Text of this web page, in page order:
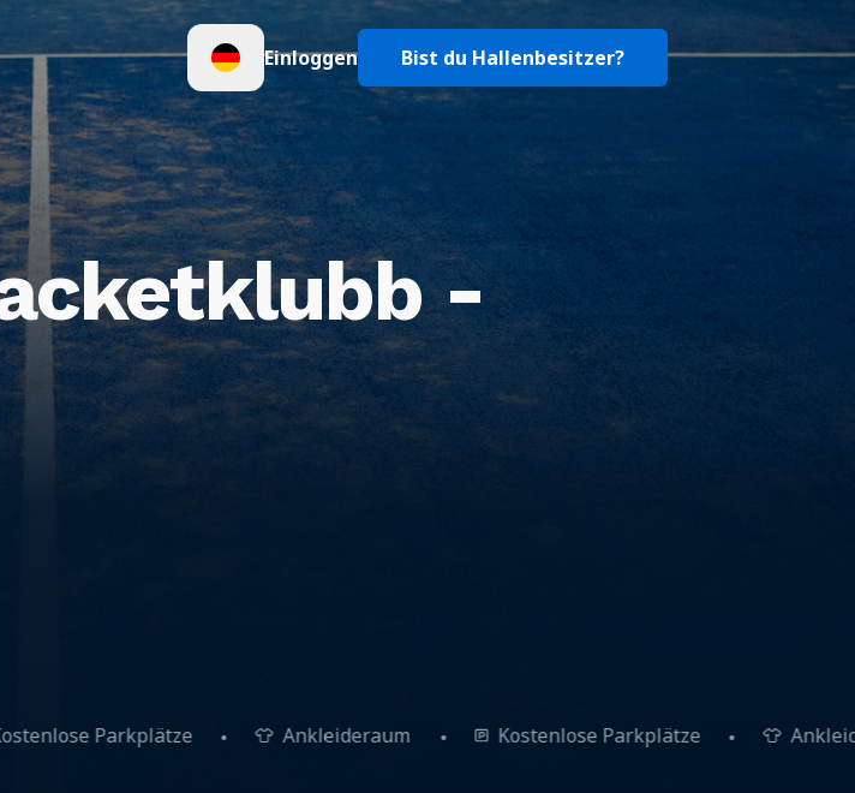
Einloggen Bist du Hallenbesitzer?
-
Kostenlose Parkplätze Ankleideraum Kostenlose Parkplätze